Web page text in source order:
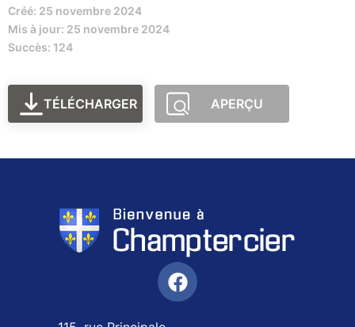
Créé: 25 novembre 2024
Mis à jour: 25 novembre 2024
Succès: 124
TÉLÉCHARGER APERÇU